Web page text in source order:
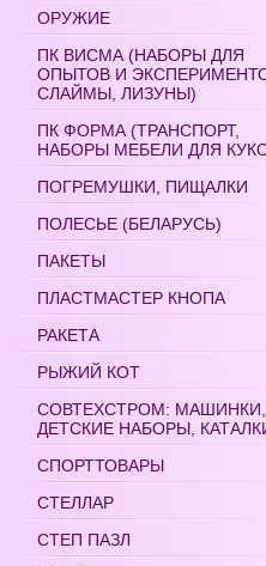
ОРУЖИЕ
ПК ВИСМА (НАБОРЫ ДЛЯ
ОПЫТОВ И
СЛАЙМЫ, ЛИЗУНЫ)
ПК ФОРМА (ТРАНСПОРТ,
НАБОРЫ МЕБЕЛИ ДЛЯ
ПОГРЕМУШКИ, ПИЩАЛКИ
ПОЛЕСЬЕ (БЕЛАРУСЬ)
ПАКЕТЫ
ПЛАСТМАСТЕР КНОПА
РАКЕТА
РЫЖИЙ КОТ
СОВТЕХСТРОМ: МАШИНКИ,
ДЕТСКИЕ НАБОРЫ,
СПОРТТОВАРЫ
СТЕЛЛАР
СТЕП ПАЗЛ